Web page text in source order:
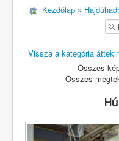
Kezdőlap »
Vissza a kategória
Összes
Összes